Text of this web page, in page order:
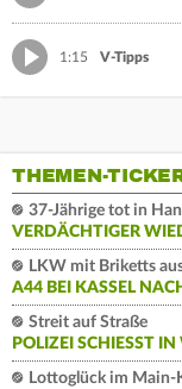
1:15 V-Tipps
THEMEN-
37-Jährige tot in
VERDÄCHTIGER
LKW mit Briketts
A44 BEI KASSEL
Streit auf Straße
POLIZEI SCHIESST
Lottoglück im Main-